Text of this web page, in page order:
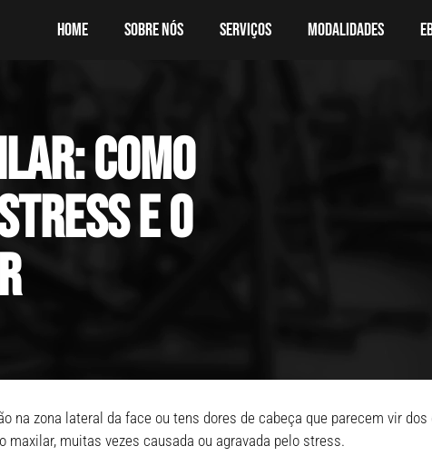
Home Sobre nós Serviços Modalidades
como
e o
na zona lateral da face ou tens dores de cabeça que parecem vir
muitas vezes causada ou agravada pelo stress.